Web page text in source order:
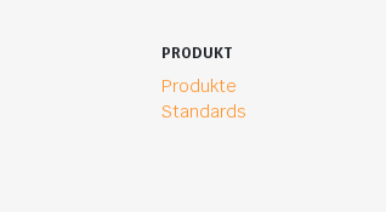
PRODUKT
Produkte
Standards